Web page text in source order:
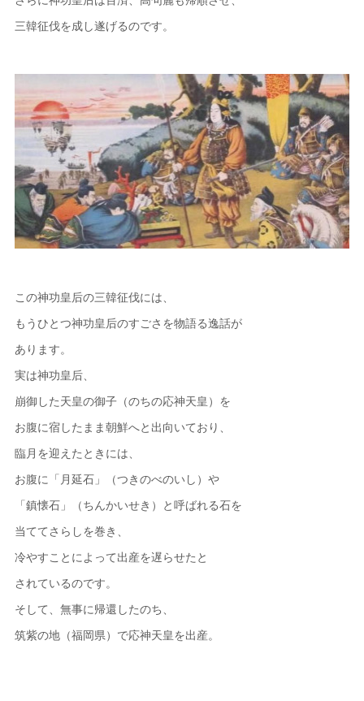
三韓征伐を成し遂げるのです。
この神功皇后の三韓征伐には、
もうひとつ神功皇后のすごさを物語る逸話が
あります。
実は神功皇后、
崩御した天皇の御子（のちの応神天皇）を
お腹に宿したまま朝鮮へと出向いており、
臨月を迎えたときには、
お腹に「月延石」（つきのべのいし）や
「鎮懐石」（ちんかいせき）と呼ばれる石を
当ててさらしを巻き、
冷やすことによって出産を遅らせたと
されているのです。
そして、無事に帰還したのち、
筑紫の地（福岡県）で応神天皇を出産。